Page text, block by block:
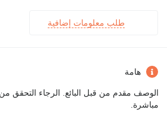
طلب معلومات إضافية
هامة
الوصف مقدم من قبل البائع. الرجاء التحقق من
مباشرة.